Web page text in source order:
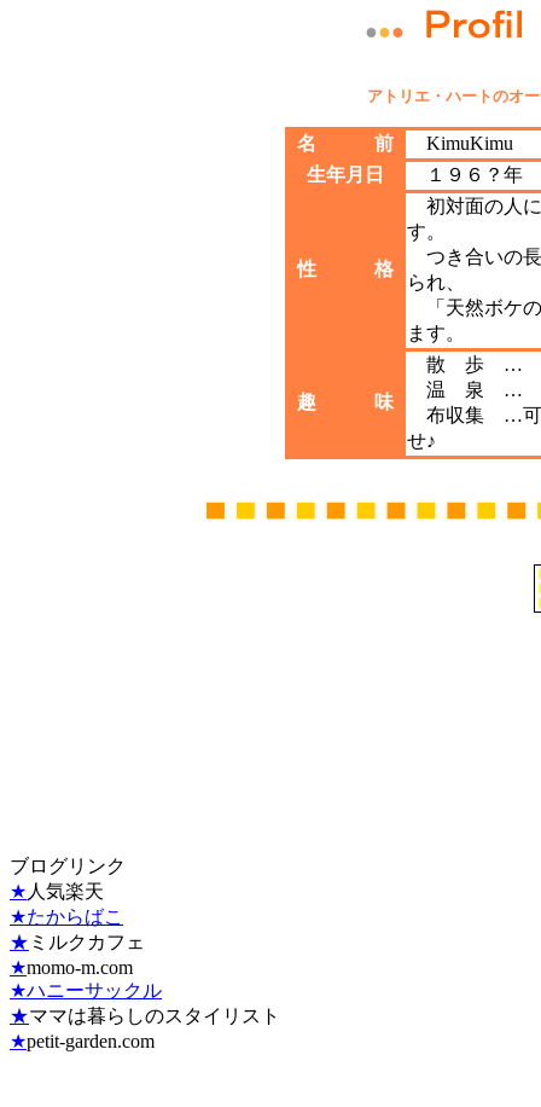
●●●
アトリエ・ハートのオ
名 前
KimuKimu
生年月日
１９６？
性 格
初対面の人
す。
つき合いの
られ、
「天然ボケ
ます。
趣 味
散 歩 … ア
温 泉 … 頭
布収集 …可
せ♪
ブログリンク
★ 人気楽天
★たからばこ
★ ミルクカフェ
★momo-m.com
★ハニーサックル
★ママは暮らしのスタイリスト
★petit-garden.com